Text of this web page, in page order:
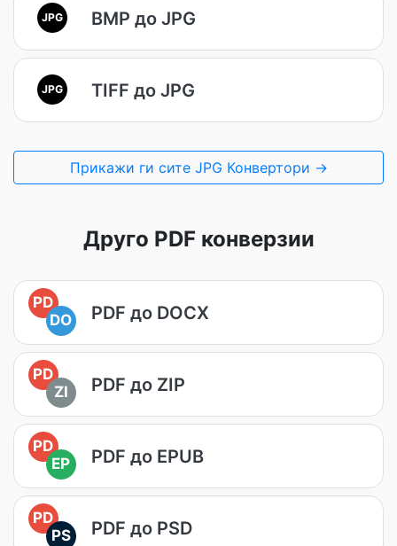
JPG BMP до JPG
JPG TIFF до JPG
Прикажи ги сите JPG Конвертори →
Друго PDF конверзии
PD
DO
PDF до DOCX
PD
ZI
PDF до ZIP
PD
EP
PDF до EPUB
PD
PS
PDF до PSD